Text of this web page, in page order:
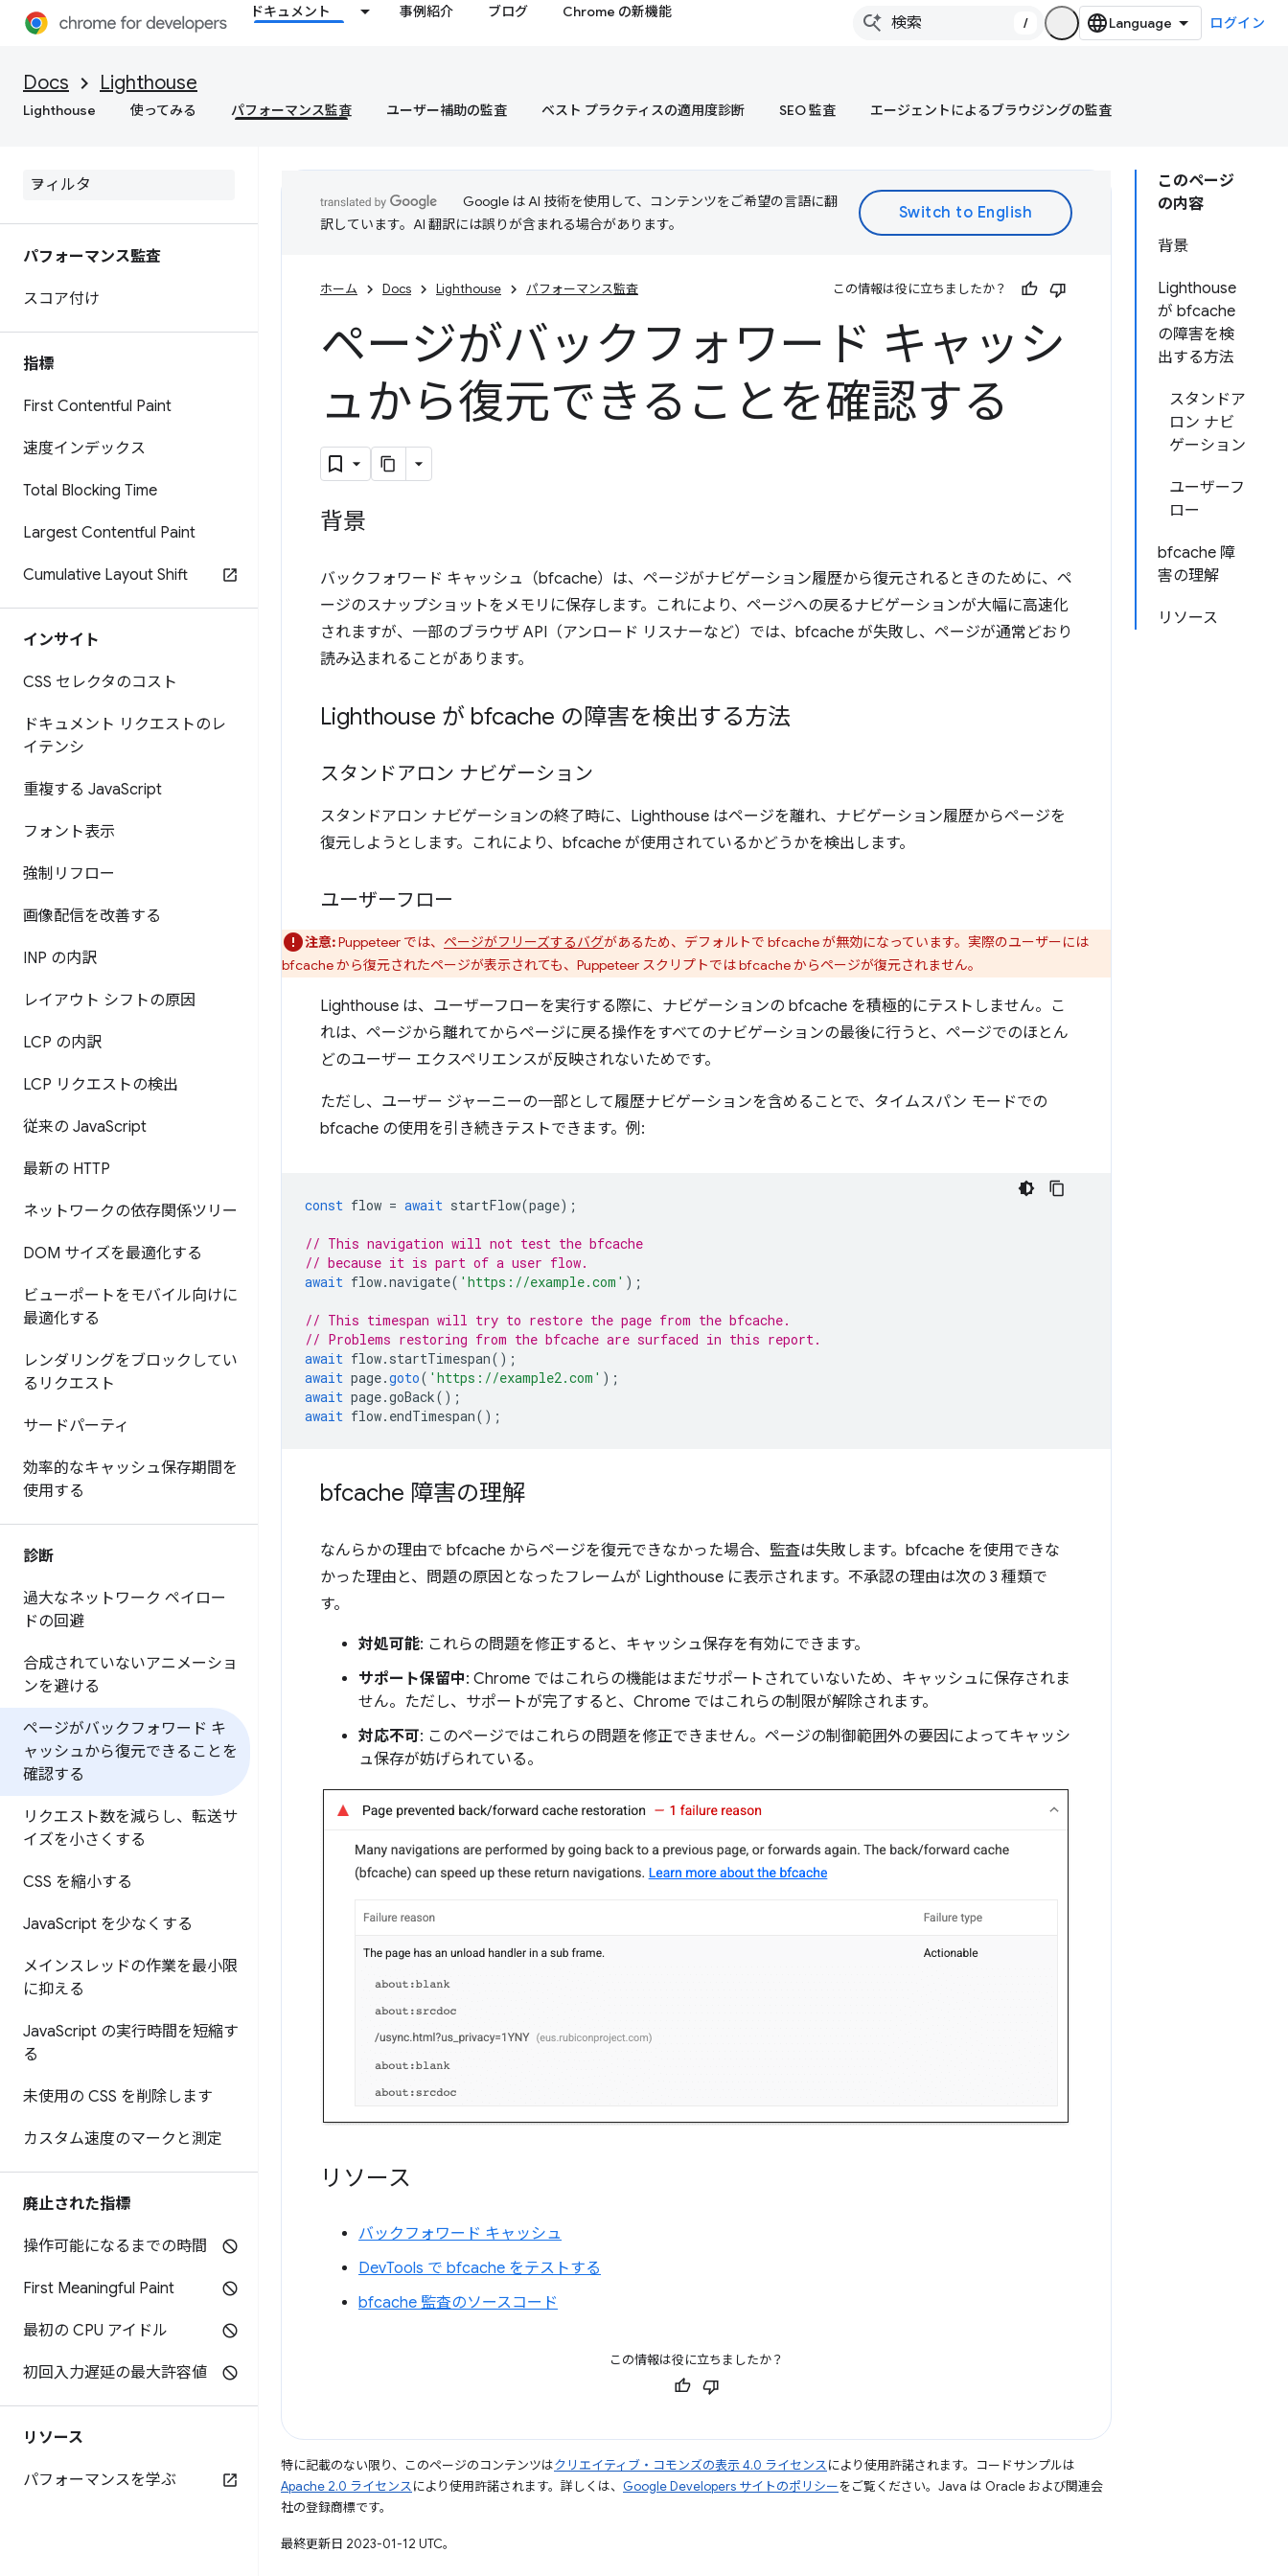
ドキュメント 事例紹介 ブログ Chrome の新機能
/ ログイン
Docs Lighthouse
Lighthouse 使ってみる パフォーマンス監査 ユーザー補助の監査 ベスト プラクティスの適用度診断 SEO 監査 エージェントによるブラウジングの監査
パフォーマンス監査
スコア付け
指標
First Contentful Paint
速度インデックス
Total Blocking Time
Largest Contentful Paint
Cumulative Layout Shift
インサイト
CSS セレクタのコスト
ドキュメント リクエストのレ
イテンシ
重複する JavaScript
フォント表示
強制リフロー
画像配信を改善する
INP の内訳
レイアウト シフトの原因
LCP の内訳
LCP リクエストの検出
従来の JavaScript
最新の HTTP
ネットワークの依存関係ツリー
DOM サイズを最適化する
ビューポートをモバイル向けに
最適化する
レンダリングをブロックしてい
るリクエスト
サードパーティ
効率的なキャッシュ保存期間を
使用する
診断
過大なネットワーク ペイロー
ドの回避
合成されていないアニメーショ
ンを避ける
ページがバックフォワード キ
ャッシュから復元できることを
確認する
リクエスト数を減らし、転送サ
イズを小さくする
CSS を縮小する
JavaScript を少なくする
メインスレッドの作業を最小限
に抑える
JavaScript の実行時間を短縮す
る
未使用の CSS を削除します
カスタム速度のマークと測定
廃止された指標
操作可能になるまでの時間
First Meaningful Paint
最初の CPU アイドル
初回入力遅延の最大許容値
リソース
パフォーマンスを学ぶ
このページ
の内容
背景
Lighthouse
が bfcache
の障害を検
出する方法
スタンドア
ロン ナビ
ゲーション
ユーザーフ
ロー
bfcache 障
害の理解
リソース
Google は AI 技術を使用して、コンテンツをご希望の言語に翻
訳しています。AI 翻訳には誤りが含まれる場合があります。
ホーム Docs Lighthouse パフォーマンス監査 この情報は役に立ちましたか？
ページがバックフォワード キャッシ
ュから復元できることを確認する
背景
バックフォワード キャッシュ（bfcache）は、ページがナビゲーション履歴から復元されるときのために、ペ
ージのスナップショットをメモリに保存します。これにより、ページへの戻るナビゲーションが大幅に高速化
されますが、一部のブラウザ API（アンロード リスナーなど）では、bfcache が失敗し、ページが通常どおり
読み込まれることがあります。
Lighthouse が bfcache の障害を検出する方法
スタンドアロン ナビゲーション
スタンドアロン ナビゲーションの終了時に、Lighthouse はページを離れ、ナビゲーション履歴からページを
復元しようとします。これにより、bfcache が使用されているかどうかを検出します。
ユーザーフロー
注意:Puppeteer では、 ページがフリーズするバグがあるため、デフォルトで bfcache が無効になっています。実際のユーザーには
bfcache から復元されたページが表示されても、Puppeteer スクリプトでは bfcache からページが復元されません。
Lighthouse は、ユーザーフローを実行する際に、ナビゲーションの bfcache を積極的にテストしません。こ
れは、ページから離れてからページに戻る操作をすべてのナビゲーションの最後に行うと、ページでのほとん
どのユーザー エクスペリエンスが反映されないためです。
ただし、ユーザー ジャーニーの一部として履歴ナビゲーションを含めることで、タイムスパン モードでの
bfcache の使用を引き続きテストできます。例:
const flow = await startFlow(page);
// This navigation will not test the bfcache
// because it is part of a user flow.
await flow.navigate( 'https://example.com' );
// This timespan will try to restore the page from the bfcache.
// Problems restoring from the bfcache are surfaced in this report.
await flow. startTimespan();
await page.goto( 'https://example2.com' );
await page.goBack();
await flow. endTimespan();
bfcache 障害の理解
なんらかの理由で bfcache からページを復元できなかった場合、監査は失敗します。bfcache を使用できな
かった理由と、問題の原因となったフレームが Lighthouse に表示されます。不承認の理由は次の 3 種類で
す。
対処可能: これらの問題を修正すると、キャッシュ保存を有効にできます。
サポート保留中: Chrome ではこれらの機能はまだサポートされていないため、キャッシュに保存されま
せん。ただし、サポートが完了すると、Chrome ではこれらの制限が解除されます。
対応不可: このページではこれらの問題を修正できません。ページの制御範囲外の要因によってキャッシ
ュ保存が妨げられている。
リソース
バックフォワード キャッシュ
DevTools で bfcache をテストする
bfcache 監査のソースコード
この情報は役に立ちましたか？
特に記載のない限り、このページのコンテンツはクリエイティブ・コモンズの表示 4.0 ライセンスにより使用許諾されます。コードサンプルは
Apache 2.0 ライセンスにより使用許諾されます。詳しくは、 Google Developers サイトのポリシーをご覧ください。Java は Oracle および関連会
社の登録商標です。
最終更新日 2023-01-12 UTC。